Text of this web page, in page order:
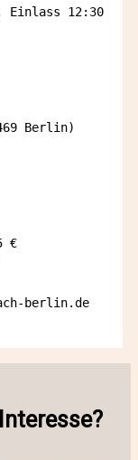
Einlass 12:30
Berlin)
€
berlin.de